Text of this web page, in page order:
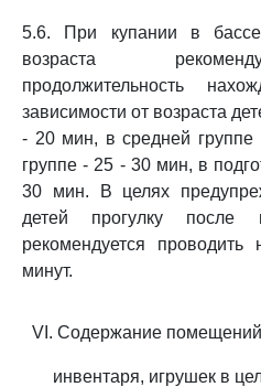
5.6. При купании в
возраста
продолжительность
зависимости от возраста
- 20 мин, в средней
группе - 25 - 30 мин, в
30 мин. В целях
детей прогулку после
рекомендуется
минут.
VI. Содержание
инвентаря, игрушек в